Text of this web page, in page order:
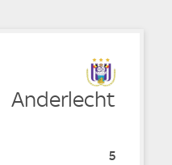
Anderlecht
Anderlecht:
5